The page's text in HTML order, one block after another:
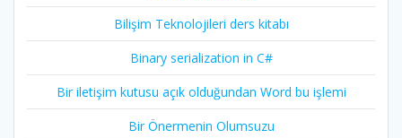
Bilişim Teknolojileri ders kitabı
Binary serialization in C#
Bir iletişim kutusu açık olduğundan Word bu işlemi
Bir Önermenin Olumsuzu